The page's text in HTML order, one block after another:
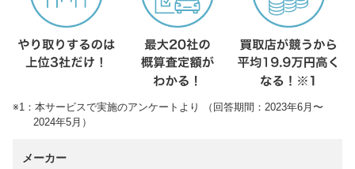
※1：本サービスで実施のアンケートより （回答期間：2023年6月〜
2024年5月）
メーカー